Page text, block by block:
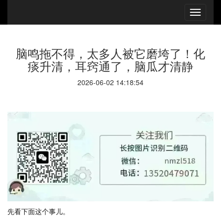
脑鸣拖不得，太多人被它磨垮了！化
痰升清，耳窍通了，脑瓜才清静
2026-06-02 14:18:54
先看下面这个事儿。